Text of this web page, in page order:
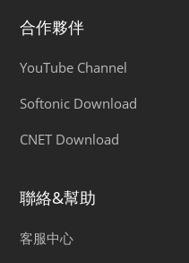
合作夥伴
YouTube Channel
Softonic Download
CNET Download
聯絡&幫助
客服中心